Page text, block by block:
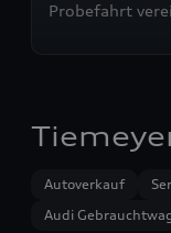
Probefahrt
Autoverkauf
Audi